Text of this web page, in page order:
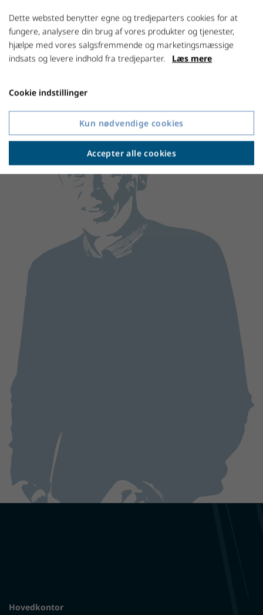
Hovedkontor
Dette websted benytter egne og tredjeparters cookies for at
fungere, analysere din brug af vores produkter og tjenester,
hjælpe med vores salgsfremmende og marketingsmæssige
indsats og levere indhold fra tredjeparter. Læs mere
Cookie indstillinger
Kun nødvendige cookies
Accepter alle cookies